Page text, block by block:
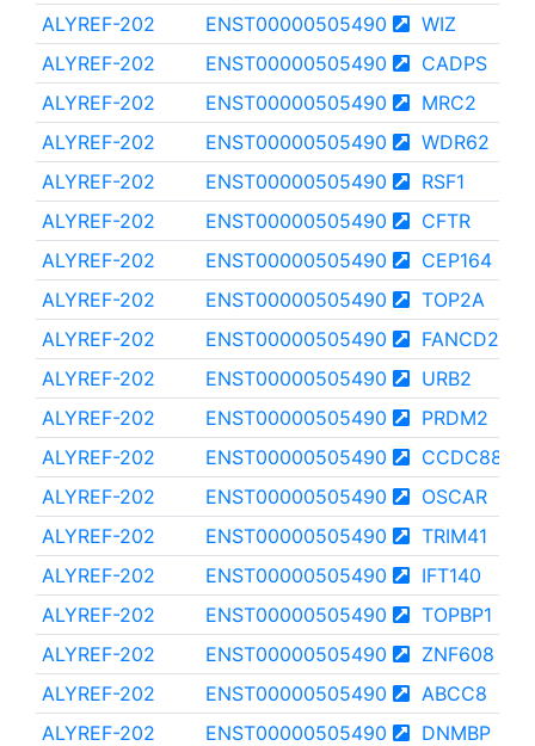
ALYREF-202
ENST00000505490 WIZ
ALYREF-202
ENST00000505490 CADPS
ALYREF-202
ENST00000505490 MRC2
ALYREF-202
ENST00000505490 WDR62
ALYREF-202
ENST00000505490 RSF1
ALYREF-202
ENST00000505490 CFTR
ALYREF-202
ENST00000505490 CEP164
ALYREF-202
ENST00000505490 TOP2A
ALYREF-202
ENST00000505490 FANCD2
ALYREF-202
ENST00000505490 URB2
ALYREF-202
ENST00000505490 PRDM2
ALYREF-202
ENST00000505490 CCDC88B
ALYREF-202
ENST00000505490 OSCAR
ALYREF-202
ENST00000505490 TRIM41
ALYREF-202
ENST00000505490 IFT140
ALYREF-202
ENST00000505490 TOPBP1
ALYREF-202
ENST00000505490 ZNF608
ALYREF-202
ENST00000505490 ABCC8
ALYREF-202
ENST00000505490 DNMBP